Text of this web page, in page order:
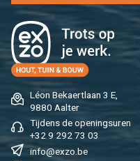
Léon Be­kaert­laan 3 E,
9880 Aal­ter
Tij­dens de ope­nings­uren
+32 9 292 73 03
info@​exzo.​be